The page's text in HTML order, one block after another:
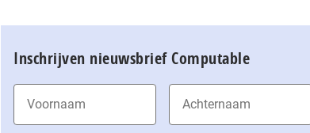
Inschrijven nieuwsbrief Computable